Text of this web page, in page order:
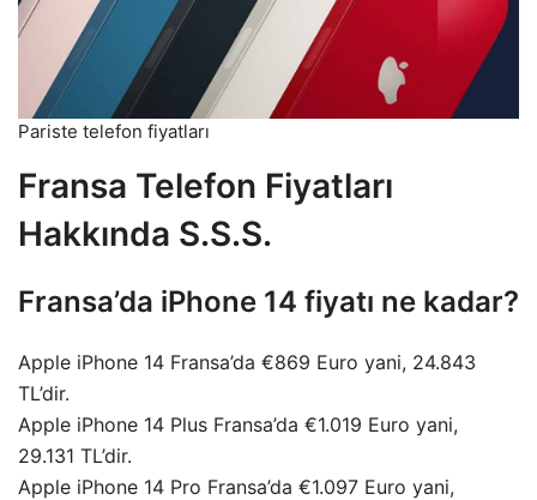
Pariste telefon fiyatları
Fransa Telefon Fiyatları
Hakkında S.S.S.
Fransa’da iPhone 14 fiyatı ne kadar?
Apple iPhone 14 Fransa’da €869 Euro yani, 24.843
TL’dir.
Apple iPhone 14 Plus Fransa’da €1.019 Euro yani,
29.131 TL’dir.
Apple iPhone 14 Pro Fransa’da €1.097 Euro yani,